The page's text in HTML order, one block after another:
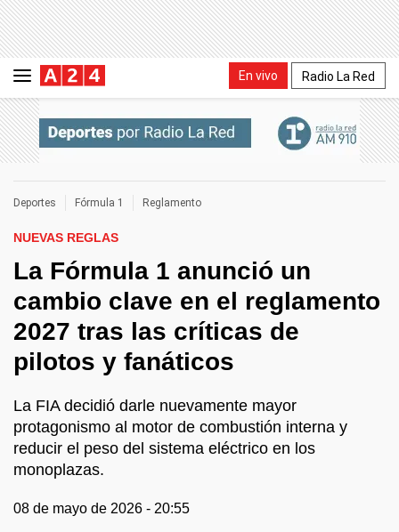
En vivo Radio La Red
Deportes Fórmula 1 Reglamento
NUEVAS REGLAS
La Fórmula 1 anunció un
cambio clave en el reglamento
2027 tras las críticas de
pilotos y fanáticos
La FIA decidió darle nuevamente mayor
protagonismo al motor de combustión interna y
reducir el peso del sistema eléctrico en los
monoplazas.
08 de mayo de 2026 - 20:55